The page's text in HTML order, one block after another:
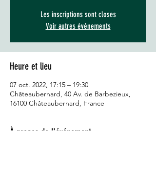
Les inscriptions sont closes
Voir autres événements
Heure et lieu
07 oct. 2022, 17:15 – 19:30
Châteaubernard, 40 Av. de Barbezieux,
16100 Châteaubernard, France
À propos de l'événement